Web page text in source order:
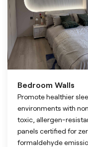
Bedroom Walls
Promote healthier
environments with
toxic, allergen-
panels certified for
formaldehyde